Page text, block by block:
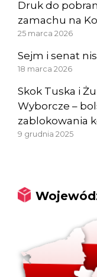
Druk do
zamachu na
25 marca 2026
Sejm i senat
18 marca 2026
Skok Tuska i
Wyborcze –
zablokowania
9 grudnia 2025